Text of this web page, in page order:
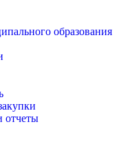
образования
отчеты